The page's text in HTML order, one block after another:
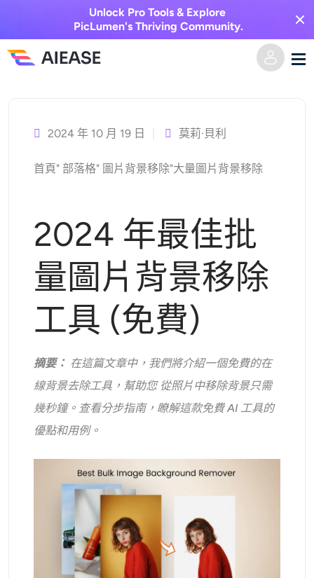
Unlock Pro Tools & Explore
PicLumen's Thriving Community.
AI視頻
文字轉視頻
視頻效果
AI親吻生成器
AI擁抱生成器
AI舞蹈生成器
支援的人工智慧模型
視覺特效
文字轉圖片
支援的人工智慧模型
納米香蕉 通量 Kontext
相片編輯與創作工具
照片增強器
物件移除器
浮水印去除器
AI背景
照片修復
2024 年 10 月 19 日 莫莉·貝利
首頁" 部落格" 圖片背景移除"大量圖片背景移除
2024 年最佳批
量圖片背景移除
工具 (免費)
摘要： 在這篇文章中，我們將介紹一個免費的在
線背景去除工具，幫助您 從照片中移除背景只需
幾秒鐘。查看分步指南，瞭解這款免費 AI 工具的
優點和用例。